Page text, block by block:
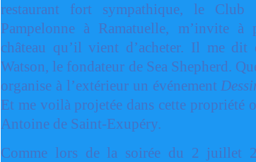
restaurant fort sympathique, le
Pampelonne à Ramatuelle, m’invite à
château qu’il vient d’acheter. Il me dit
Watson, le fondateur de Sea Shepherd.
organise à l’extérieur un événement
Et me voilà projetée dans cette propriété
Antoine de Saint-Exupéry.
Comme lors de la soirée du 2 juillet